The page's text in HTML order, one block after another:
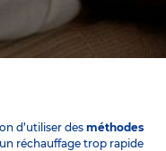
d’utiliser des méthodes
réchauffage trop rapide